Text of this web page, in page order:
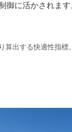
御に活かされます
算出する快適性指標